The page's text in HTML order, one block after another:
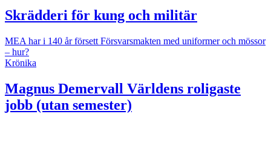
Skrädderi för kung och militär
MEA har i 140 år försett Försvarsmakten med uniformer och mössor
– hur?
Krönika
Magnus Demervall Världens roligaste
jobb (utan semester)